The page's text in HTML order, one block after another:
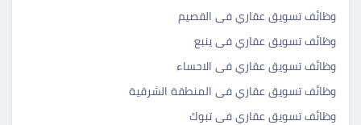
وظائف تسويق عقاري فى القصيم
وظائف تسويق عقاري فى ينبع
وظائف تسويق عقاري فى الاحساء
وظائف تسويق عقاري فى المنطقة الشرقية
وظائف تسويق عقاري فى تبوك